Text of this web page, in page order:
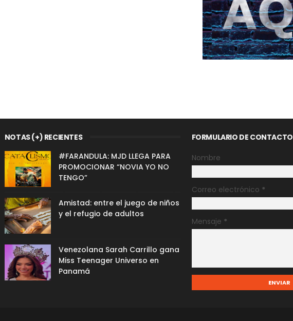
NOTAS (+) RECIENTES
#FARANDULA: MJD LLEGA PARA
PROMOCIONAR “NOVIA YO NO
TENGO”
Amistad: entre el juego de niños
y el refugio de adultos
Venezolana Sarah Carrillo gana
Miss Teenager Universo en
Panamá
FORMULARIO DE CONTACTO
Nombre
Correo electrónico *
Mensaje *